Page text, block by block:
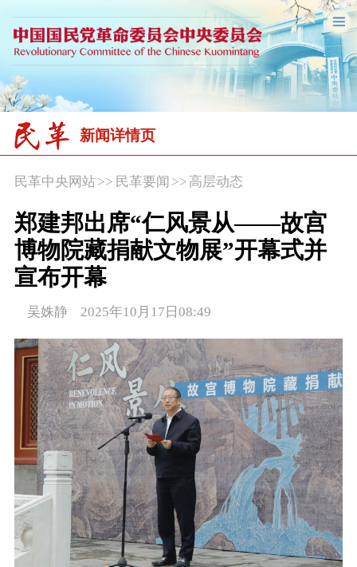
新闻详情页
民革中央网站>> 民革要闻 >> 高层动态
郑建邦出席“仁风景从——故宫
博物院藏捐献文物展”开幕式并
宣布开幕
吴姝静 2025年10月17日08:49